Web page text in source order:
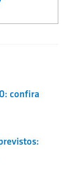
confira